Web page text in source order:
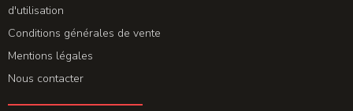
d'utilisation
Conditions générales de vente
Mentions légales
Nous contacter